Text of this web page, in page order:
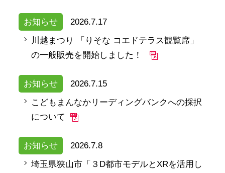
お知らせ
2026.7.17
川越まつり 「りそな コエドテラス観覧席」
の一般販売を開始しました！
お知らせ
2026.7.15
こどもまんなかリーディングバンクへの採択
について
お知らせ
2026.7.8
埼玉県狭山市「３D都市モデルとXRを活用し